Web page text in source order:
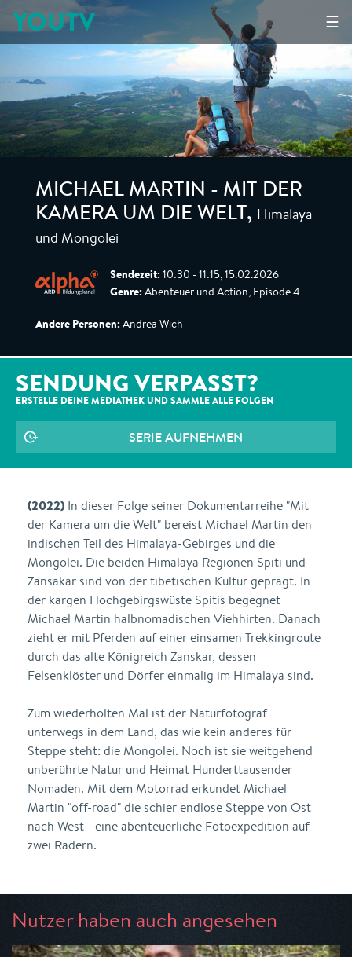
☰
YOUTV
MICHAEL MARTIN - MIT DER
KAMERA UM DIE WELT, Himalaya
und Mongolei
Sendezeit: 10:30 - 11:15, 15.02.2026
Genre: Abenteuer und Action, Episode 4
Andere Personen: Andrea Wich
SENDUNG VERPASST?
ERSTELLE DEINE MEDIATHEK UND SAMMLE ALLE FOLGEN
SERIE AUFNEHMEN
(2022) In dieser Folge seiner Dokumentarreihe "Mit
der Kamera um die Welt" bereist Michael Martin den
indischen Teil des Himalaya-Gebirges und die
Mongolei. Die beiden Himalaya Regionen Spiti und
Zansakar sind von der tibetischen Kultur geprägt. In
der kargen Hochgebirgswüste Spitis begegnet
Michael Martin halbnomadischen Viehhirten. Danach
zieht er mit Pferden auf einer einsamen Trekkingroute
durch das alte Königreich Zanskar, dessen
Felsenklöster und Dörfer einmalig im Himalaya sind.
Zum wiederholten Mal ist der Naturfotograf
unterwegs in dem Land, das wie kein anderes für
Steppe steht: die Mongolei. Noch ist sie weitgehend
unberührte Natur und Heimat Hunderttausender
Nomaden. Mit dem Motorrad erkundet Michael
Martin "off-road" die schier endlose Steppe von Ost
nach West - eine abenteuerliche Fotoexpedition auf
zwei Rädern.
Nutzer haben auch angesehen